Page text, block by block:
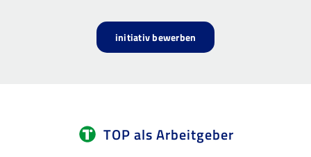
initiativ bewerben
TOP als Arbeitgeber